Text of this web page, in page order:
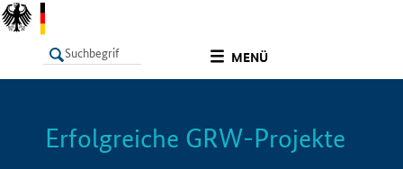
MENÜ
LISTE Info
Erfolgreiche GRW-Projekte